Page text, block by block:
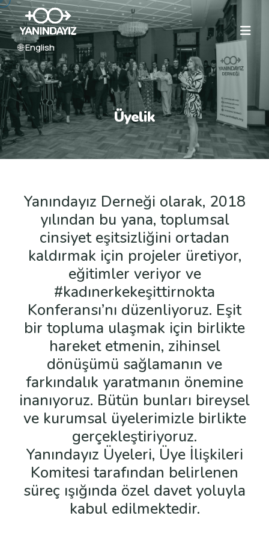
🌐 English
Üyelik
Yanındayız Derneği olarak, 2018
yılından bu yana, toplumsal
cinsiyet eşitsizliğini ortadan
kaldırmak için projeler üretiyor,
eğitimler veriyor ve
#kadınerkekeşittirnokta
Konferansı’nı düzenliyoruz. Eşit
bir topluma ulaşmak için birlikte
hareket etmenin, zihinsel
dönüşümü sağlamanın ve
farkındalık yaratmanın önemine
inanıyoruz. Bütün bunları bireysel
ve kurumsal üyelerimizle birlikte
gerçekleştiriyoruz.
Yanındayız Üyeleri, Üye İlişkileri
Komitesi tarafından belirlenen
süreç ışığında özel davet yoluyla
kabul edilmektedir.